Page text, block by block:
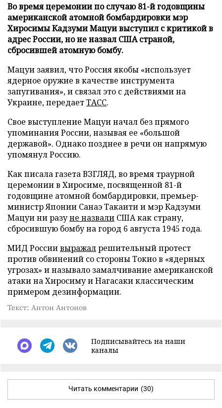
Во время церемонии по случаю 81-й годовщины
американской атомной бомбардировки мэр
Хиросимы Кадзуми Мацуи выступил с критикой в
адрес России, но не назвал США страной,
сбросившей атомную бомбу.
Мацуи заявил, что Россия якобы «использует
ядерное оружие в качестве инструмента
запугивания», и связал это с действиями на
Украине, передаетТАСС.
Свое выступление Мацуи начал без прямого
упоминания России, называя ее «большой
державой». Однако позднее в речи он напрямую
упомянул Россию.
Как писала газета ВЗГЛЯД, во время траурной
церемонии в Хиросиме, посвященной 81-й
годовщине атомной бомбардировки, премьер-
министр Японии Санаэ Такаити и мэр Кадзуми
Мацуи ни разуне назвали США как страну,
сбросившую бомбу на город 6 августа 1945 года.
МИД Россиивыражалрешительный протест
против обвинений со стороны Токио в «ядерных
угрозах» и называло замалчивание американской
атаки на Хиросиму и Нагасаки классическим
примером дезинформации.
Текст: Антон Антонов
Подписывайтесь на наши
каналы
Читать комментарии (30)